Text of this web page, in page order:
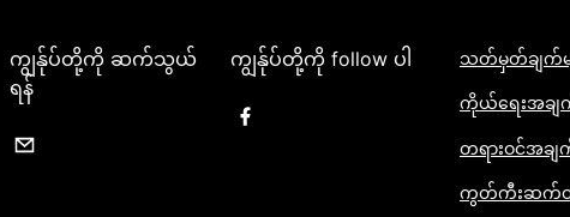
ကျွန်ုပ်တို့ကို ဆက်သွယ်
ရန်
ကျွန်ုပ်တို့ကို follow ပါ သတ်မှတ်ချက်မ
ကိုယ်ရေးအခ
တရားဝင်အခ
ကွတ်ကီးဆက်တ